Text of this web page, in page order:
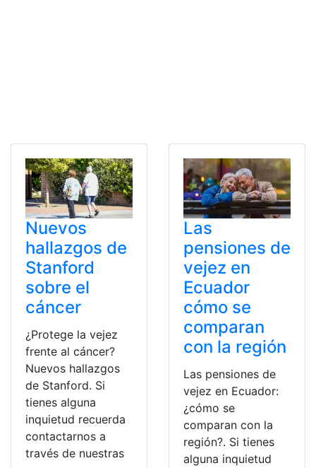
Nuevos
hallazgos de
Stanford
sobre el
cáncer
¿Protege la vejez
frente al cáncer?
Nuevos hallazgos
de Stanford. Si
tienes alguna
inquietud recuerda
contactarnos a
través de nuestras
Las
pensiones de
vejez en
Ecuador
cómo se
comparan
con la región
Las pensiones de
vejez en Ecuador:
¿cómo se
comparan con la
región?. Si tienes
alguna inquietud